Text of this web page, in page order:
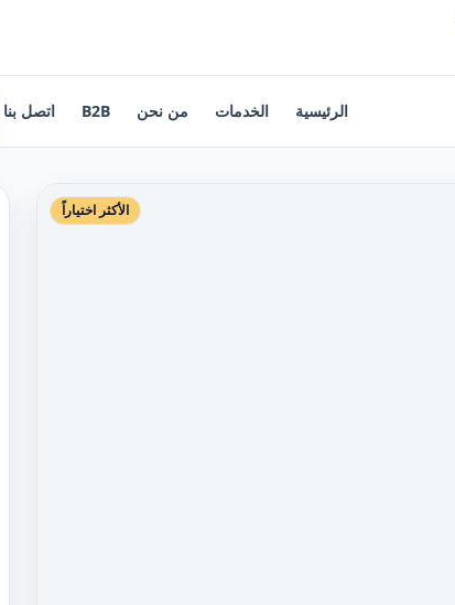
الرئيسية الخدمات من نحن B2B اتصل بنا
الأكثر اختياراً